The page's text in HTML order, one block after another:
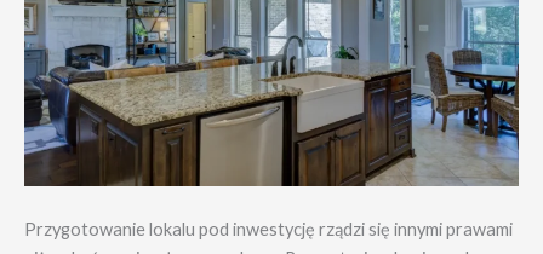
Przygotowanie lokalu pod inwestycję rządzi się innymi prawami